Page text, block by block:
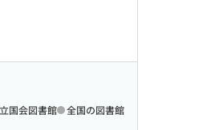
国会図書館 全国の図書館